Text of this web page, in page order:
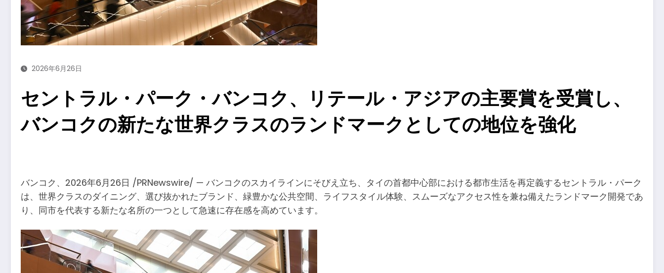
2026年6月26日
セントラル・パーク・バンコク、リテール・アジアの主要賞を受賞し、
バンコクの新たな世界クラスのランドマークとしての地位を強化
バンコク、2026年6月26日 /PRNewswire/ — バンコクのスカイラインにそびえ立ち、タイの首都中心部における都市生活を再定義するセントラル・パーク
は、世界クラスのダイニング、選び抜かれたブランド、緑豊かな公共空間、ライフスタイル体験、スムーズなアクセス性を兼ね備えたランドマーク開発であ
り、同市を代表する新たな名所の一つとして急速に存在感を高めています。